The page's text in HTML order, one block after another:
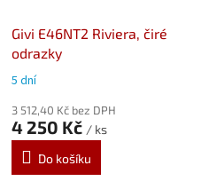
Givi E46NT2 Riviera, čiré
odrazky
5 dní
3 512,40 Kč bez DPH
4 250 Kč / ks
Do košíku